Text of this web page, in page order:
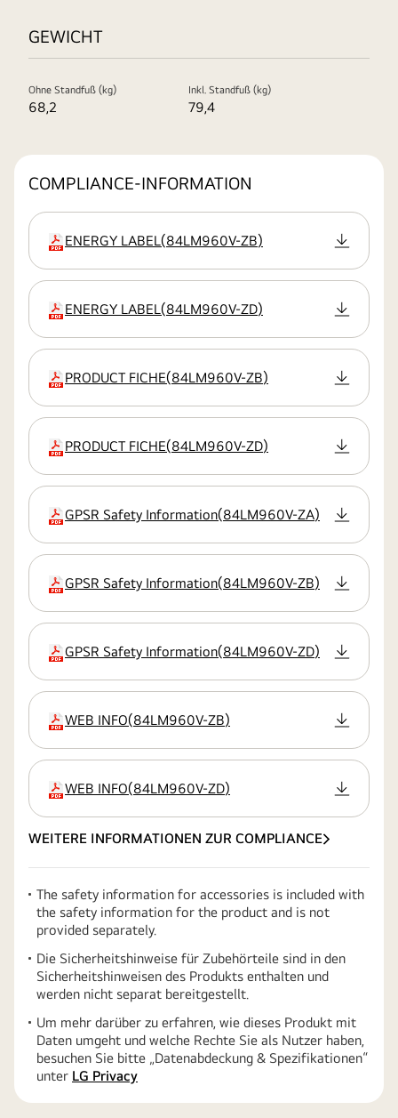
GEWICHT
Ohne Standfuß (kg)
68,2
Inkl. Standfuß (kg)
79,4
COMPLIANCE-INFORMATION
Erweiterung
ENERGY LABEL (84LM960V-ZB)
Erweiterung
ENERGY LABEL (84LM960V-ZD)
Erweiterung
PRODUCT FICHE(84LM960V-ZB)
Erweiterung
PRODUCT FICHE(84LM960V-ZD)
Erweiterung
GPSR Safety Information(84LM960V-ZA)
Erweiterung
GPSR Safety Information(84LM960V-ZB)
Erweiterung
GPSR Safety Information(84LM960V-ZD)
Erweiterung
WEB INFO(84LM960V-ZB)
Erweiterung
WEB INFO(84LM960V-ZD)
WEITERE INFORMATIONEN ZUR COMPLIANCE
The safety information for accessories is included with
the safety information for the product and is not
provided separately.
Die Sicherheitshinweise für Zubehörteile sind in den
Sicherheitshinweisen des Produkts enthalten und
werden nicht separat bereitgestellt.
Um mehr darüber zu erfahren, wie dieses Produkt mit
Daten umgeht und welche Rechte Sie als Nutzer haben,
besuchen Sie bitte „Datenabdeckung & Spezifikationen“
unter LG Privacy